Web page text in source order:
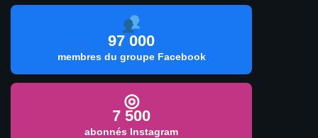
97 000
membres du groupe Facebook
◎
7 500
abonnés Instagram